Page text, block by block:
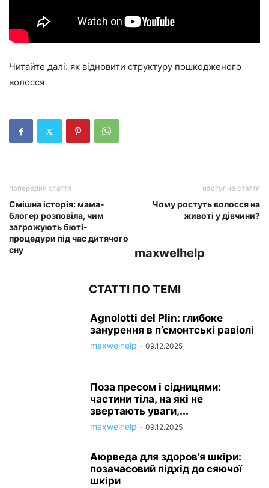
Читайте далі: як відновити структуру пошкодженого
волосся
попередня стаття
Смішна історія: мама-
блогер розповіла, чим
загрожують бюті-
процедури під час дитячого
сну
наступна стаття
Чому ростуть волосся на
животі у дівчини?
maxwelhelp
СТАТТІ ПО ТЕМІ
Agnolotti del Plin: глибоке
занурення в п’ємонтські равіолі
maxwelhelp - 09.12.2025
Поза пресом і сідницями:
частини тіла, на які не
звертають уваги,...
maxwelhelp - 09.12.2025
Аюрведа для здоров’я шкіри:
позачасовий підхід до сяючої
шкіри